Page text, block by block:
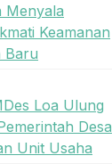
Menyala
Keamanan
Baru
Loa Ulung
Desa
Unit Usaha